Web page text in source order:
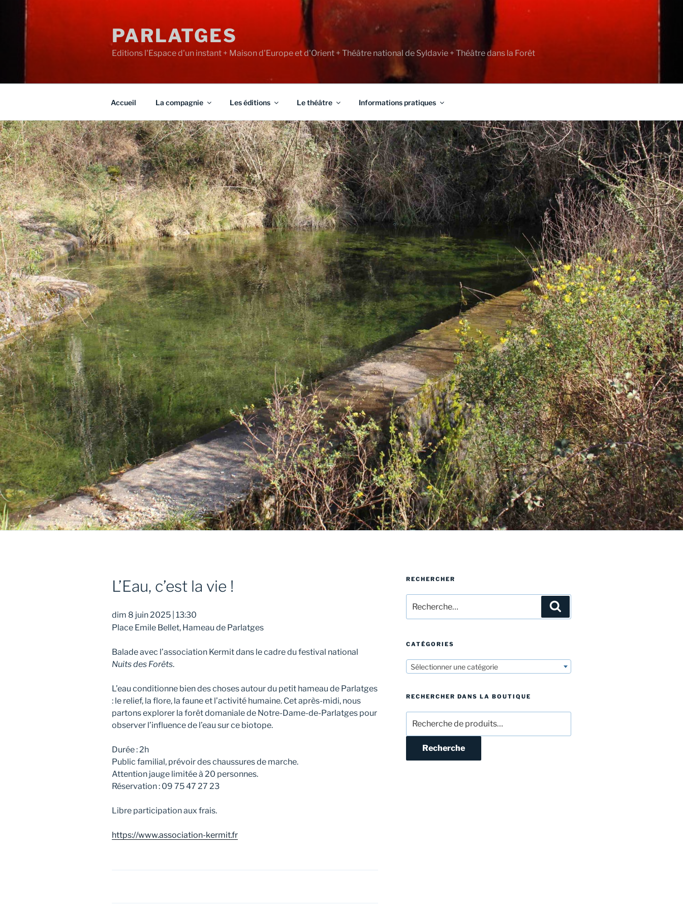
contenu
PARLATGES
Editions l'Espace d'un instant + Maison d'Europe et d'Orient + Théâtre national de Syldavie + Théâtre dans la Forêt
Accueil La compagnie Les éditions Le théâtre Informations pratiques
L’Eau, c’est la vie !
dim 8 juin 2025 13:30
Place Emile Bellet, Hameau de Parlatges
Balade avec l’association Kermit dans le cadre du festival national
Nuits des Forêts.
L’eau conditionne bien des choses autour du petit hameau de Parlatges
: le relief, la flore, la faune et l’activité humaine. Cet après-midi, nous
partons explorer la forêt domaniale de Notre-Dame-de-Parlatges pour
observer l’influence de l’eau sur ce biotope.
Durée : 2h
Public familial, prévoir des chaussures de marche.
Attention jauge limitée à 20 personnes.
Réservation : 09 75 47 27 23
Libre participation aux frais.
https://www.association-kermit.fr
RECHERCHER
pour
:
CATÉGORIES
Sélectionner une catégorie
RECHERCHER DANS LA BOUTIQUE
pour :
Recherche